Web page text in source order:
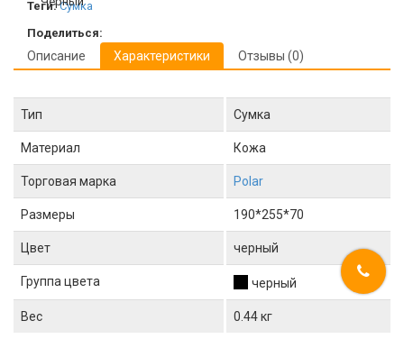
Теги: Сумка
Поделиться:
Описание Характеристики Отзывы (0)
Тип Сумка
Материал Кожа
Торговая марка Polar
Размеры 190*255*70
Цвет черный
Группа цвета черный
Вес 0.44 кг